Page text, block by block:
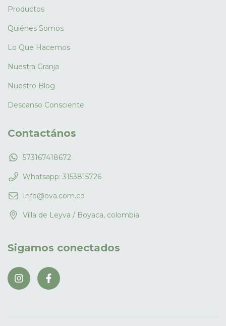
Productos
Quiénes Somos
Lo Que Hacemos
Nuestra Granja
Nuestro Blog
Descanso Consciente
Contactános
573167418672
Whatsapp: 3153815726
Info@ova.com.co
Villa de Leyva / Boyaca, colombia
Sigamos conectados